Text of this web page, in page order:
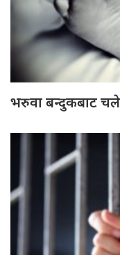
भरुवा बन्दुकबाट